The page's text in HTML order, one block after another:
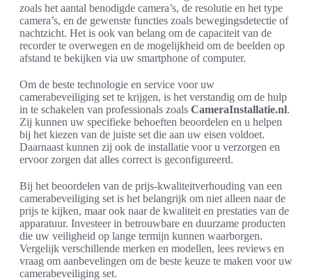
zoals het aantal benodigde camera’s, de resolutie en het type
camera’s, en de gewenste functies zoals bewegingsdetectie of
nachtzicht. Het is ook van belang om de capaciteit van de
recorder te overwegen en de mogelijkheid om de beelden op
afstand te bekijken via uw smartphone of computer.
Om de beste technologie en service voor uw
camerabeveiliging set te krijgen, is het verstandig om de hulp
in te schakelen van professionals zoals CameraInstallatie.nl.
Zij kunnen uw specifieke behoeften beoordelen en u helpen
bij het kiezen van de juiste set die aan uw eisen voldoet.
Daarnaast kunnen zij ook de installatie voor u verzorgen en
ervoor zorgen dat alles correct is geconfigureerd.
Bij het beoordelen van de prijs-kwaliteitverhouding van een
camerabeveiliging set is het belangrijk om niet alleen naar de
prijs te kijken, maar ook naar de kwaliteit en prestaties van de
apparatuur. Investeer in betrouwbare en duurzame producten
die uw veiligheid op lange termijn kunnen waarborgen.
Vergelijk verschillende merken en modellen, lees reviews en
vraag om aanbevelingen om de beste keuze te maken voor uw
camerabeveiliging set.